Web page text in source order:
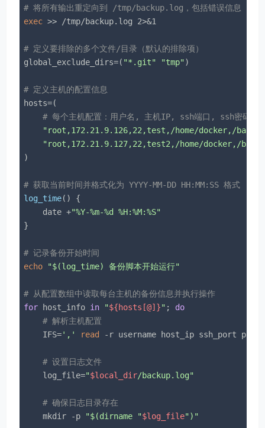
# 将所有输出重定向到 /tmp/backup.log，包括错误信息
exec >> /tmp/backup.log 2>&1
# 定义要排除的多个文件/目录（默认的排除项）
global_exclude_dirs=( "*.git" "tmp")
# 定义主机的配置信息
hosts=(
# 每个主机配置：用户名, 主机IP, ssh端口, ssh密码,
"root,172.21.9.126,22,test,/home/docker,/back/
"root,172.21.9.127,22,test2,/home/docker,/
)
# 获取当前时间并格式化为 YYYY-MM-DD HH:MM:SS 格式
log_time() {
    date +
"%Y-%m-%d %H:%M:%S"
}
# 记录备份开始时间
echo
"$(log_time) 备份脚本开始运行"
# 从配置数组中读取每台主机的备份信息并执行操作
for host_info in "${hosts[@]}" ; do
# 解析主机配置
    IFS=
',' read -r username host_ip ssh_port
# 设置日志文件
    log_file=
"$local_dir/backup.log"
# 确保日志目录存在
    mkdir -p
"$(dirname "$log_file") "